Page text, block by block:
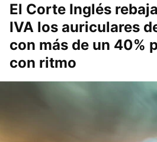
El Corte Inglés
IVA los auriculares
con más de un 40%
con ritmo